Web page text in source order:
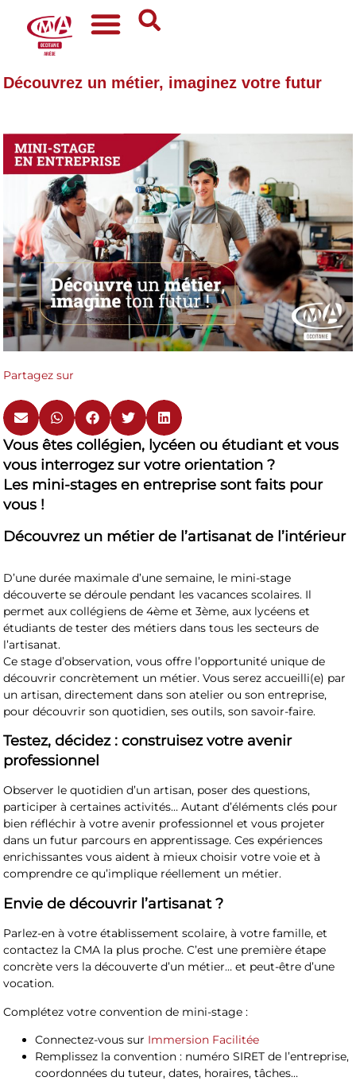
Découvrez un métier, imaginez votre futur
Partagez sur
Vous êtes collégien, lycéen ou étudiant et vous
vous interrogez sur votre orientation ?
Les mini-stages en entreprise sont faits pour
vous !
Découvrez un métier de l’artisanat de l’intérieur
D’une durée maximale d’une semaine, le mini-stage
découverte se déroule pendant les vacances scolaires. Il
permet aux collégiens de 4ème et 3ème, aux lycéens et
étudiants de tester des métiers dans tous les secteurs de
l’artisanat.
Ce stage d’observation, vous offre l’opportunité unique de
découvrir concrètement un métier. Vous serez accueilli(e) par
un artisan, directement dans son atelier ou son entreprise,
pour découvrir son quotidien, ses outils, son savoir-faire.
Testez, décidez : construisez votre avenir
professionnel
Observer le quotidien d’un artisan, poser des questions,
participer à certaines activités… Autant d’éléments clés pour
bien réfléchir à votre avenir professionnel et vous projeter
dans un futur parcours en apprentissage. Ces expériences
enrichissantes vous aident à mieux choisir votre voie et à
comprendre ce qu’implique réellement un métier.
Envie de découvrir l’artisanat ?
Parlez-en à votre établissement scolaire, à votre famille, et
contactez la CMA la plus proche. C’est une première étape
concrète vers la découverte d’un métier… et peut-être d’une
vocation.
Complétez votre convention de mini-stage :
Connectez-vous sur Immersion Facilitée
Remplissez la convention : numéro SIRET de l’entreprise,
coordonnées du tuteur, dates, horaires, tâches…